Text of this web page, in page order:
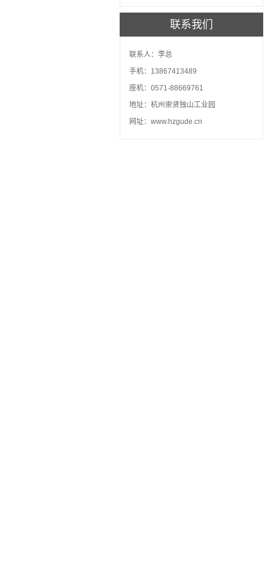
联系我们
联系人：李总
手机：13867413489
座机：0571-88669761
地址：杭州崇贤独山工业园
网址：www.hzgude.cn